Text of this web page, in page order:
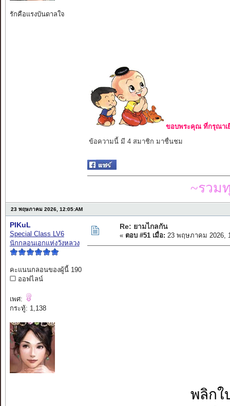
รักคือแรงบันดาลใจ
ขอบพระคุณ ที่กรุณาเ
ข้อความนี้ มี 4 สมาชิก มาชื่นชม
~รวม
23 พฤษภาคม 2026, 12:05:AM
PIKuL
Special Class LV6
นักกลอนเอกแห่งวังหลวง
คะแนนกลอนของผู้นี้ 190
ออฟไลน์
เพศ:
กระทู้: 1,138
Re: ยามไกลกัน
« ตอบ #51 เมื่อ: 23 พฤษภาคม 2026,
พลิกใ